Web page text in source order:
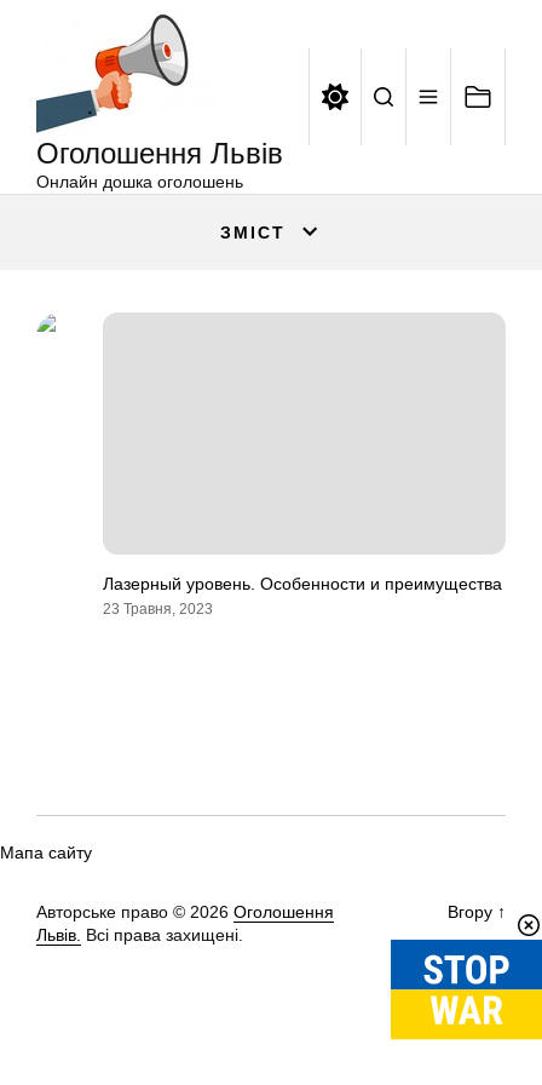
Оголошення Львів
Онлайн дошка оголошень
ЗМІСТ
Лазерный уровень. Особенности и преимущества
23 Травня, 2023
Мапа сайту
Авторське право © 2026 Оголошення
Львів. Всі права захищені.
Вгору ↑